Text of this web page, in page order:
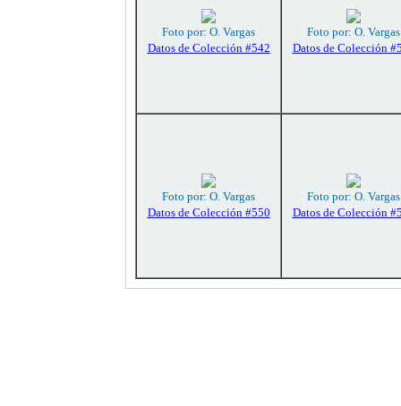
Foto por: O. Vargas
Datos de Colección #542
Foto por: O. Vargas
Datos de Colección
Foto por: O. Vargas
Datos de Colección #550
Foto por: O. Vargas
Datos de Colección